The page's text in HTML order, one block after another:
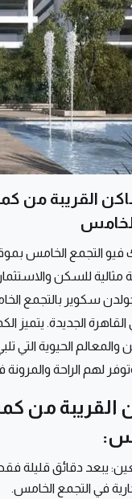
القريبة من
فيو التجمع الخامس
مثالية للسكن
سكوير بالتجمع
الجديدة. يتميز
والمعالم الحيوية التي
لهم الراحة والمرونة
القريبة من
يبعد دقائق قليلة
في التجمع الخامس.